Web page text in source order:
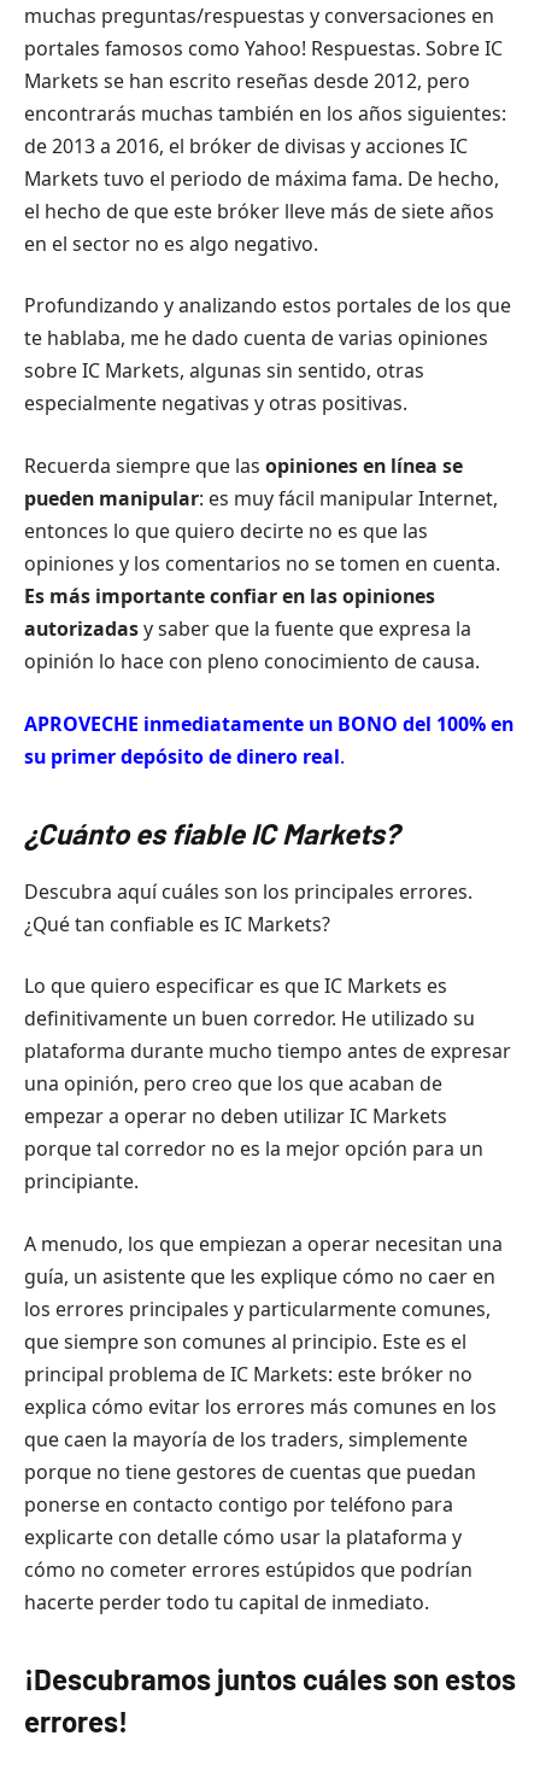
muchas preguntas/respuestas y conversaciones en
portales famosos como Yahoo! Respuestas. Sobre IC
Markets se han escrito reseñas desde 2012, pero
encontrarás muchas también en los años siguientes:
de 2013 a 2016, el bróker de divisas y acciones IC
Markets tuvo el periodo de máxima fama. De hecho,
el hecho de que este bróker lleve más de siete años
en el sector no es algo negativo.
Profundizando y analizando estos portales de los que
te hablaba, me he dado cuenta de varias opiniones
sobre IC Markets, algunas sin sentido, otras
especialmente negativas y otras positivas.
Recuerda siempre que las opiniones en línea se
pueden manipular: es muy fácil manipular Internet,
entonces lo que quiero decirte no es que las
opiniones y los comentarios no se tomen en cuenta.
Es más importante confiar en las opiniones
autorizadasy saber que la fuente que expresa la
opinión lo hace con pleno conocimiento de causa.
APROVECHE inmediatamente un BONO del 100% en
su primer depósito de dinero real.
¿Cuánto es fiable IC Markets?
Descubra aquí cuáles son los principales errores.
¿Qué tan confiable es IC Markets?
Lo que quiero especificar es que IC Markets es
definitivamente un buen corredor. He utilizado su
plataforma durante mucho tiempo antes de expresar
una opinión, pero creo que los que acaban de
empezar a operar no deben utilizar IC Markets
porque tal corredor no es la mejor opción para un
principiante.
A menudo, los que empiezan a operar necesitan una
guía, un asistente que les explique cómo no caer en
los errores principales y particularmente comunes,
que siempre son comunes al principio. Este es el
principal problema de IC Markets: este bróker no
explica cómo evitar los errores más comunes en los
que caen la mayoría de los traders, simplemente
porque no tiene gestores de cuentas que puedan
ponerse en contacto contigo por teléfono para
explicarte con detalle cómo usar la plataforma y
cómo no cometer errores estúpidos que podrían
hacerte perder todo tu capital de inmediato.
¡Descubramos juntos cuáles son estos
errores!